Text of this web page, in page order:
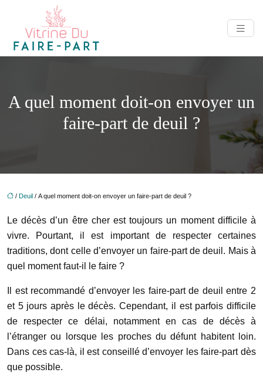
A quel moment doit-on envoyer un
faire-part de deuil ?
/ Deuil / A quel moment doit-on envoyer un faire-part de deuil ?
Le décès d’un être cher est toujours un moment difficile à
vivre. Pourtant, il est important de respecter certaines
traditions, dont celle d’envoyer un faire-part de deuil. Mais à
quel moment faut-il le faire ?
Il est recommandé d’envoyer les faire-part de deuil entre 2
et 5 jours après le décès. Cependant, il est parfois difficile
de respecter ce délai, notamment en cas de décès à
l’étranger ou lorsque les proches du défunt habitent loin.
Dans ces cas-là, il est conseillé d’envoyer les faire-part dès
que possible.